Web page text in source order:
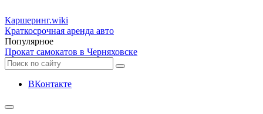
Каршеринг.wiki
Краткосрочная аренда авто
Популярное
Прокат самокатов в Черняховске
ВКонтакте